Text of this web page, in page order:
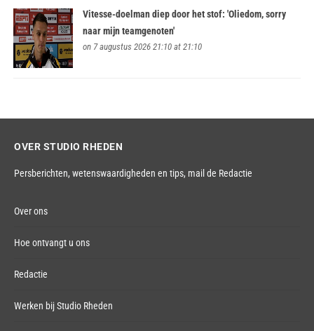
Vitesse-doelman diep door het stof: 'Oliedom, sorry
naar mijn teamgenoten'
on 7 augustus 2026 21:10 at 21:10
OVER STUDIO RHEDEN
Persberichten, wetenswaardigheden en tips, mail de Redactie
Over ons
Hoe ontvangt u ons
Redactie
Werken bij Studio Rheden